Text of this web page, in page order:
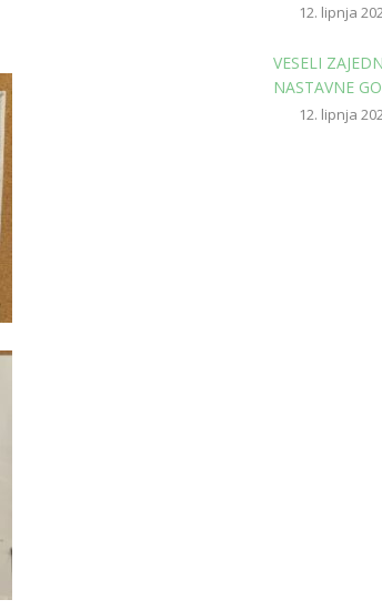
12. lipnja
VESELI
NASTAVNE
12. lipnja